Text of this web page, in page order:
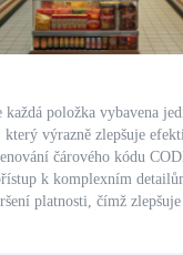
každá položka vybavena
výrazně zlepšuje
čárového kódu
k komplexním
platnosti, čímž